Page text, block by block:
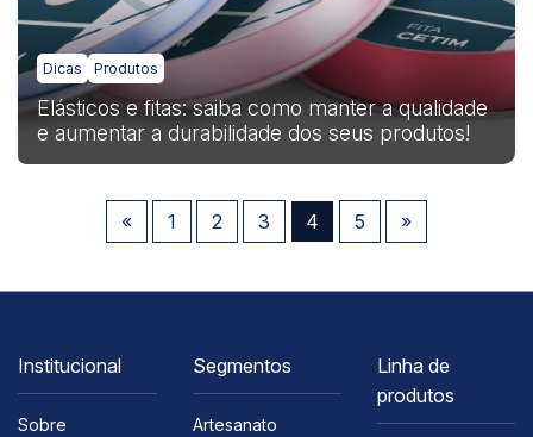
Dicas Produtos
Elásticos e fitas: saiba como manter a qualidade
e aumentar a durabilidade dos seus produtos!
« 1 2 3 4 5 »
Institucional
Sobre
Segmentos
Artesanato
Linha de
produtos